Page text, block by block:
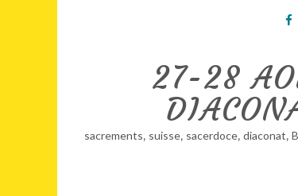
27-28
sacrements, suisse, sacerdoce, diaconat,